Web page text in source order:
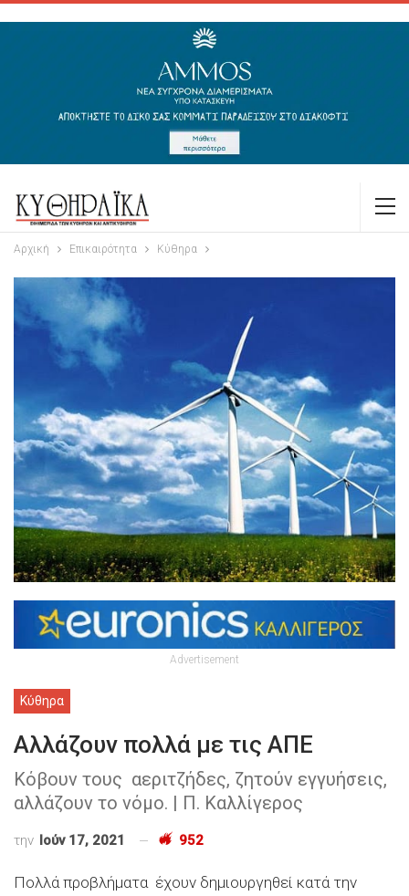
Αρχική Επικαιρότητα Κύθηρα
Advertisement
Κύθηρα
Αλλάζουν πολλά με τις ΑΠΕ
Κόβουν τους αεριτζήδες, ζητούν εγγυήσεις,
αλλάζουν το νόμο. | Π. Καλλίγερος
την Ιούν 17, 2021 952
Πολλά προβλήματα έχουν δημιουργηθεί κατά την